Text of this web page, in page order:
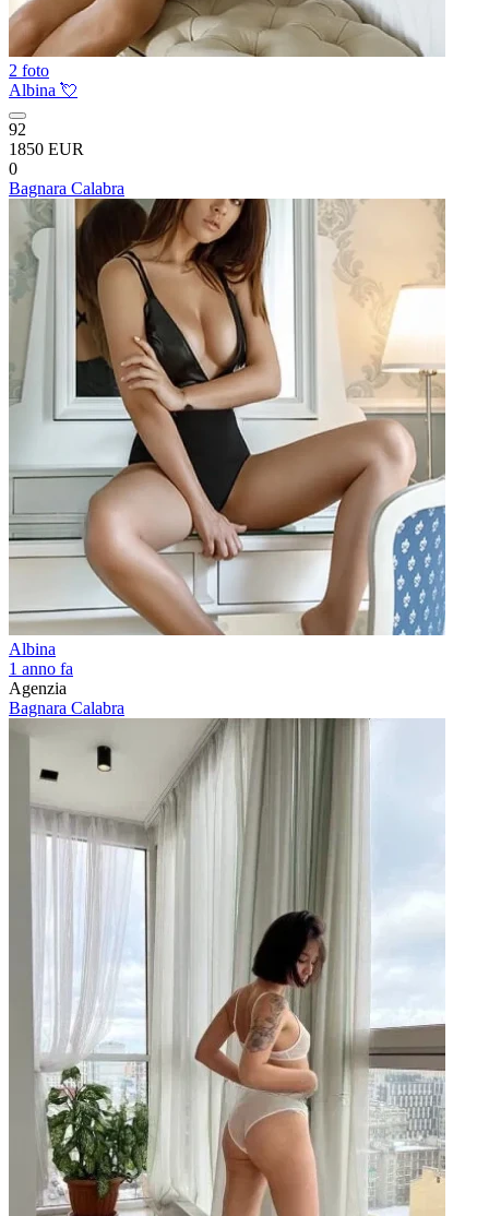
2 foto
Albina 💘
92
1850 EUR
0
Bagnara Calabra
Albina
1 anno fa
Agenzia
Bagnara Calabra